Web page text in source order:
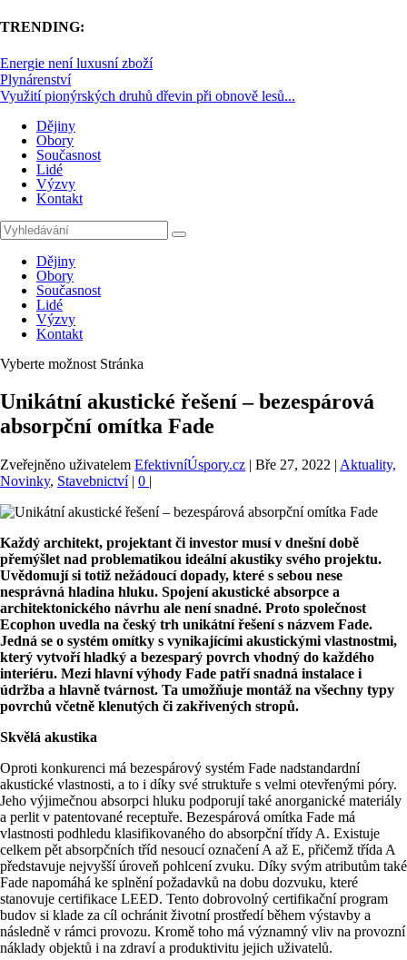
TRENDING:
Energie není luxusní zboží
Plynárenství
Využití pionýrských druhů dřevin při obnově lesů...
Dějiny
Obory
Současnost
Lidé
Výzvy
Kontakt
Dějiny
Obory
Současnost
Lidé
Výzvy
Kontakt
Vyberte možnost Stránka
Unikátní akustické řešení – bezespárová
absorpční omítka Fade
Zveřejněno uživatelem EfektivníÚspory.cz | Bře 27, 2022 | Aktuality,
Novinky, Stavebnictví| 0 |
Každý architekt, projektant či investor musí v dnešní době
přemýšlet nad problematikou ideální akustiky svého projektu.
Uvědomují si totiž nežádoucí dopady, které s sebou nese
nesprávná hladina hluku. Spojení akustické absorpce a
architektonického návrhu ale není snadné. Proto společnost
Ecophon uvedla na český trh unikátní řešení s názvem Fade.
Jedná se o systém omítky s vynikajícími akustickými vlastnostmi,
který vytvoří hladký a bezesparý povrch vhodný do každého
interiéru. Mezi hlavní výhody Fade patří snadná instalace i
údržba a hlavně tvárnost. Ta umožňuje montáž na všechny typy
povrchů včetně klenutých či zakřivených stropů.
Skvělá akustika
Oproti konkurenci má bezespárový systém Fade nadstandardní
akustické vlastnosti, a to i díky své struktuře s velmi otevřenými póry.
Jeho výjimečnou absorpci hluku podporují také anorganické materiály
a perlit v patentované receptuře. Bezespárová omítka Fade má
vlastnosti podhledu klasifikovaného do absorpční třídy A. Existuje
celkem pět absorpčních tříd nesoucí označení A až E, přičemž třída A
představuje nejvyšší úroveň pohlcení zvuku. Díky svým atributům také
Fade napomáhá ke splnění požadavků na dobu dozvuku, které
stanovuje certifikace LEED. Tento dobrovolný certifikační program
budov si klade za cíl ochránit životní prostředí během výstavby a
následně v rámci provozu. Kromě toho má významný vliv na provozní
náklady objektů i na zdraví a produktivitu jejich uživatelů.